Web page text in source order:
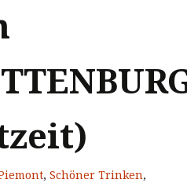
, Schöner Trinken,